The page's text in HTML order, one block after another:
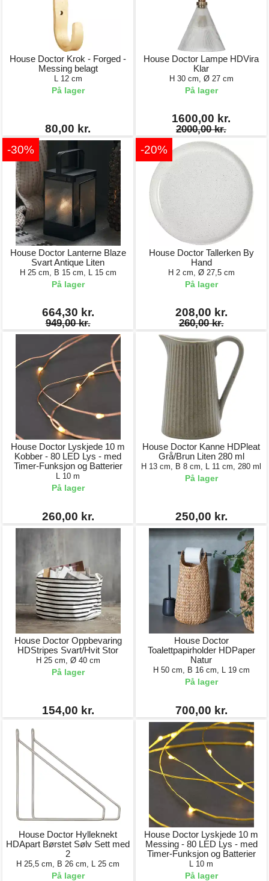
House Doctor Krok - Forged -
Messing belagt
L 12 cm
På lager
80,00 kr.
House Doctor Lampe HDVira
Klar
H 30 cm, Ø 27 cm
På lager
1600,00 kr.
2000,00 kr.
-30%
House Doctor Lanterne Blaze
Svart Antique Liten
H 25 cm, B 15 cm, L 15 cm
På lager
664,30 kr.
949,00 kr.
-20%
House Doctor Tallerken By
Hand
H 2 cm, Ø 27,5 cm
På lager
208,00 kr.
260,00 kr.
House Doctor Lyskjede 10 m
Kobber - 80 LED Lys - med
Timer-Funksjon og Batterier
L 10 m
På lager
260,00 kr.
House Doctor Kanne HDPleat
Grå/Brun Liten 280 ml
H 13 cm, B 8 cm, L 11 cm, 280 ml
På lager
250,00 kr.
House Doctor Oppbevaring
HDStripes Svart/Hvit Stor
H 25 cm, Ø 40 cm
På lager
154,00 kr.
House Doctor
Toalettpapirholder HDPaper
Natur
H 50 cm, B 16 cm, L 19 cm
På lager
700,00 kr.
House Doctor Hylleknekt
HDApart Børstet Sølv Sett med
2
H 25,5 cm, B 26 cm, L 25 cm
På lager
House Doctor Lyskjede 10 m
Messing - 80 LED Lys - med
Timer-Funksjon og Batterier
L 10 m
På lager